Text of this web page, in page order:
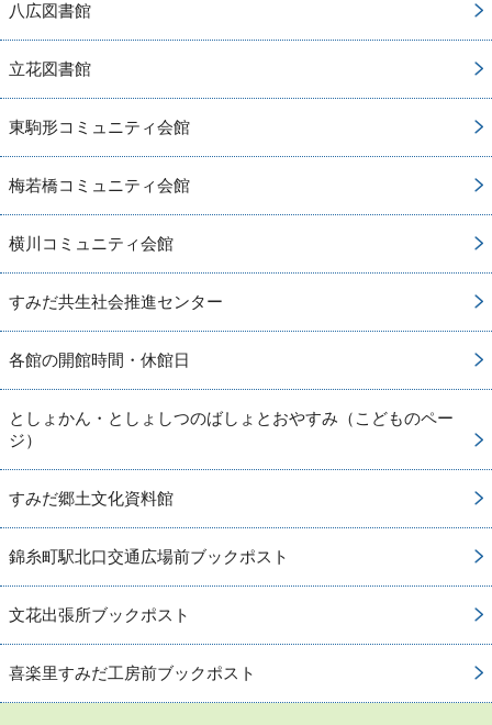
八広図書館
立花図書館
東駒形コミュニティ会館
梅若橋コミュニティ会館
横川コミュニティ会館
すみだ共生社会推進センター
各館の開館時間・休館日
としょかん・としょしつのばしょとおやすみ（こどものペー
ジ）
すみだ郷土文化資料館
錦糸町駅北口交通広場前ブックポスト
文花出張所ブックポスト
喜楽里すみだ工房前ブックポスト